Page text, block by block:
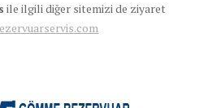
ile ilgili diğer sitemizi de ziyaret